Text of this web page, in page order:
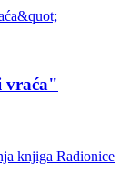
vraća"
knjiga Radionice